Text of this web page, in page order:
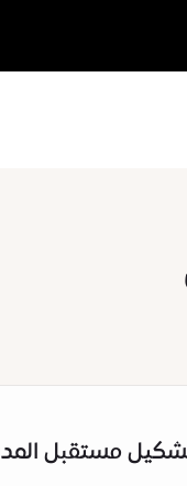
تشكيل مستقبل